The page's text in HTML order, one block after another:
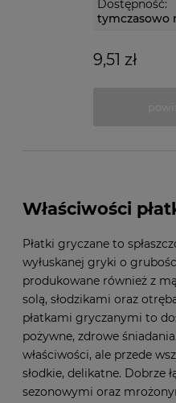
Dostępność:
tymczasowo
9,51 zł
Właściwości
Płatki gryczane to
wyłuskanej gryki o
produkowane również z
solą, słodzikami oraz
płatkami gryczanymi to
pożywne, zdrowe
właściwości, ale przede
słodkie, delikatne. Dobrze
sezonowymi oraz